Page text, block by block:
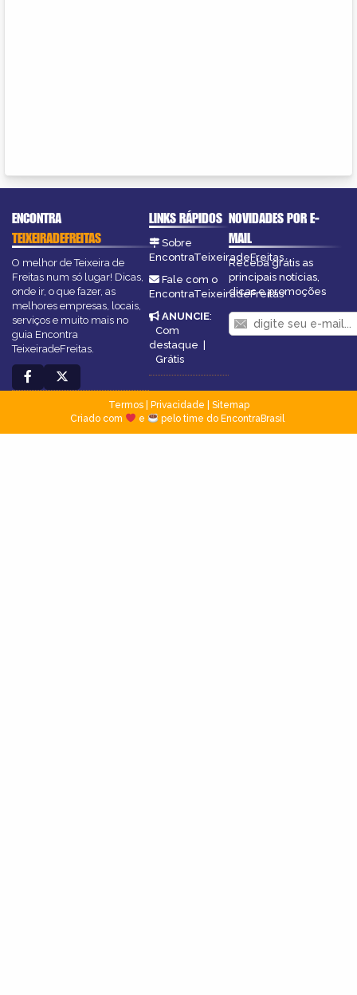
ENCONTRA
TEIXEIRADEFREITAS
O melhor de Teixeira de
Freitas num só lugar! Dicas,
onde ir, o que fazer, as
melhores empresas, locais,
serviços e muito mais no
guia Encontra
TeixeiradeFreitas.
LINKS RÁPIDOS
Sobre
EncontraTeixeiradeFreitas
Fale com o
EncontraTeixeiradeFreitas
ANUNCIE:
Com
destaque
Grátis
NOVIDADES POR E-
MAIL
Receba grátis as
principais notícias,
dicas e promoções
Termos| Privacidade
Sitemap
Criado com
e pelo time do EncontraBrasil